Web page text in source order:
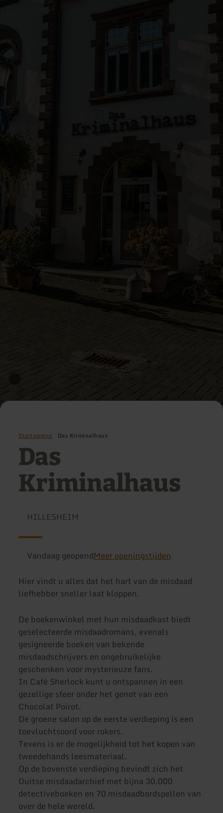
Startpagina Das Kriminalhaus
Das
Kriminalhaus
HILLESHEIM
Vandaag geopendMeer openingstijden
Hier vindt u alles dat het hart van de misdaad
liefhebber sneller laat kloppen.
De boekenwinkel met hun misdaadkast biedt
geselecteerde misdaadromans, evenals
gesigneerde boeken van bekende
misdaadschrijvers en ongebruikelijke
geschenken voor mysterieuze fans.
In Café Sherlock kunt u ontspannen in een
gezellige sfeer onder het genot van een
Chocolat Poirot.
De groene salon op de eerste verdieping is een
toevluchtsoord voor rokers.
Tevens is er de mogelijkheid tot het kopen van
tweedehands leesmateriaal.
Op de bovenste verdieping bevindt zich het
Duitse misdaadarchief met bijna 30.000
detectiveboeken en 70 misdaadbordspellen van
over de hele wereld.